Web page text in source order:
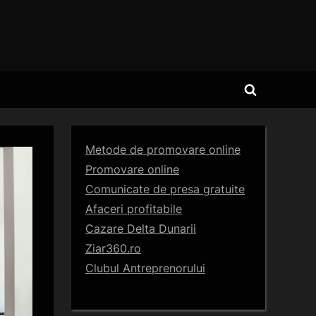
Toggle
Metode de promovare online
Promovare online
Comunicate de presa gratuite
Afaceri profitabile
Cazare Delta Dunarii
Ziar360.ro
Clubul Antreprenorului